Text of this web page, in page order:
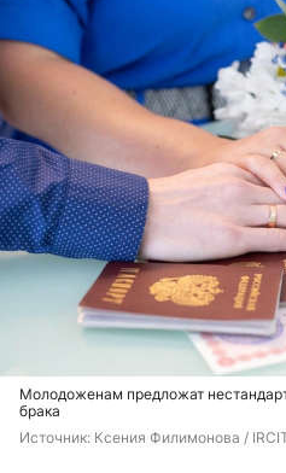
Молодоженам предложат
брака
Источник: Ксения Филимонова /